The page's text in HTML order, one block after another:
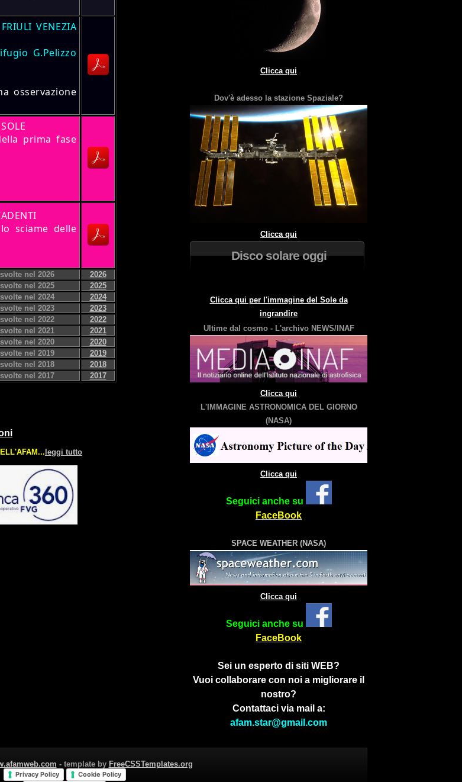
VENEZIA
G.Pelizzo
osservazione
prima fase
sciame delle
nel 2026
2026
nel 2025
2025
nel 2024
2024
nel 2023
2023
nel 2022
2022
nel 2021
2021
nel 2020
2020
nel 2019
2019
nel 2018
2018
nel 2017
2017
leggi tutto
Clicca qui
Dov'è adesso la stazione Spaziale?
Clicca qui
Disco solare oggi
Clicca qui per l'immagine del Sole da
ingrandire
Ultime dal cosmo - L'archivo NEWS/INAF
Clicca qui
L'IMMAGINE ASTRONOMICA DEL GIORNO
(NASA)
Clicca qui
Seguici anche su
FaceBook
SPACE WEATHER (NASA)
Clicca qui
Seguici anche su
FaceBook
Sei un esperto di siti WEB?
Vuoi collaborare con noi a migliorare il
nostro?
Contattaci via mail a:
afam.star@gmail.com
- template by FreeCSSTemplates.org
Privacy Policy Cookie Policy